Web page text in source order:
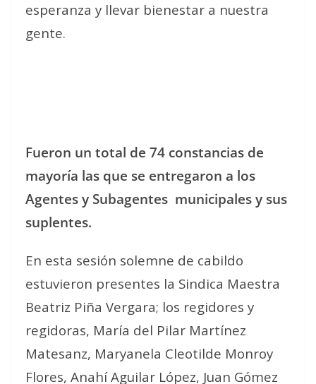
esperanza y llevar bienestar a nuestra
gente.
Fueron un total de 74 constancias de
mayoría las que se entregaron a los
Agentes y Subagentes municipales y sus
suplentes.
En esta sesión solemne de cabildo
estuvieron presentes la Sindica Maestra
Beatriz Piña Vergara; los regidores y
regidoras, María del Pilar Martínez
Matesanz, Maryanela Cleotilde Monroy
Flores, Anahí Aguilar López, Juan Gómez